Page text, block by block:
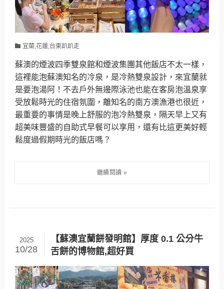
宜蘭,花蓮,台東趴趴走
蘇澳的煙波四季雙泉館和煙波集團其他飯店不太一樣，
這裡能泡蘇澳知名的冷泉，是冷熱雙泉設計，來宜蘭就
是要泡湯阿！不去戶外無邊際泳池也能在客房泡溫泉享
受放鬆時光的住宿氛圍，離知名的南方澳漁港也很近，
最重要的事情是晚上舒服的泡冷熱雙泉，隔天早上又有
超美味豐盛的自助式早餐可以享用，還有比這更美好輕
鬆度過假期時光的飯店嗎？
【蘇澳宜蘭餅發明館】厚度 0.1 公分牛
舌餅的博物館,超好買
2025
10/28